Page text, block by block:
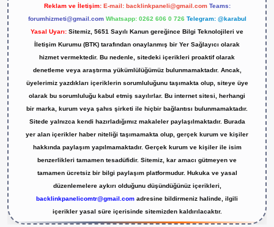
Reklam ve İletişim: E-mail: backlinkpaneli@gmail.com Teams:
forumhizmeti@gmail.com Whatsapp: 0262 606 0 726 Telegram: @karabul
Yasal Uyarı: Sitemiz, 5651 Sayılı Kanun gereğince Bilgi Teknolojileri ve
İletişim Kurumu (BTK) tarafından onaylanmış bir Yer Sağlayıcı olarak
hizmet vermektedir. Bu nedenle, sitedeki içerikleri proaktif olarak
denetleme veya araştırma yükümlülüğümüz bulunmamaktadır. Ancak,
üyelerimiz yazdıkları içeriklerin sorumluluğunu taşımakta olup, siteye üye
olarak bu sorumluluğu kabul etmiş sayılırlar. Bu internet sitesi, herhangi
bir marka, kurum veya şahıs şirketi ile hiçbir bağlantısı bulunmamaktadır.
Sitede yalnızca kendi hazırladığımız makaleler paylaşılmaktadır. Burada
yer alan içerikler haber niteliği taşımamakta olup, gerçek kurum ve kişiler
hakkında paylaşım yapılmamaktadır. Gerçek kurum ve kişiler ile isim
benzerlikleri tamamen tesadüfidir. Sitemiz, kar amacı gütmeyen ve
tamamen ücretsiz bir bilgi paylaşım platformudur. Hukuka ve yasal
düzenlemelere aykırı olduğunu düşündüğünüz içerikleri,
backlinkpanelicomtr@gmail.com adresine bildirmeniz halinde, ilgili
içerikler yasal süre içerisinde sitemizden kaldırılacaktır.